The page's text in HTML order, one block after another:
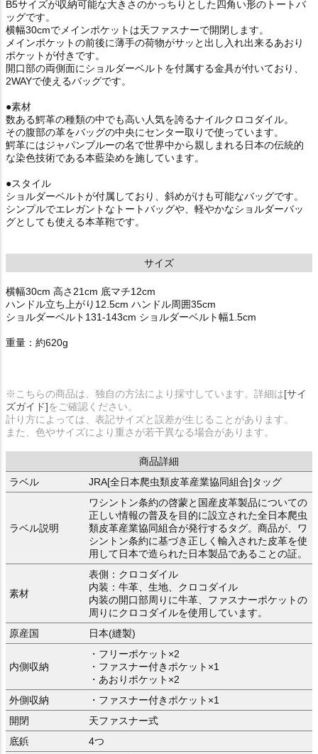
B5サイズが収納可能な大きさのかっちりとした四角い形のトートバ
ッグです。
横幅30cmでメインポケットは天ファスナーで開閉します。
メインポケットの前後に薄手の荷物がサッと出し入れ出来るあおり
ポケットが付きです。
開口部の両側面にショルダーベルトを付属する金具が付いており、
2WAYで使えるバッグです。
●素材
数ある鰐革の種類の中でも高い人気を誇るナイルクロコダイル。
その腹部の革をバッグの中央にセンター取りで使っています。
鰐革にはジャパンブルーの名で世界中から親しまれる日本の伝統的
な染色技術である本藍染めを施しています。
●スタイル
ショルダーベルトが付属しており、斜めがけも可能なバッグです。
シンプルでエレガントなトートバッグや、軽やかなショルダーバッ
グとしても使える本革鞄です。
サイズ
横幅30cm 高さ21cm 底マチ12cm
ハンドル立ち上がり12.5cm ハンドル周囲35cm
ショルダーベルト131-143cm ショルダーベルト幅1.5cm
重量：約620g
※こちらの商品は、独自の方法により採寸しています。詳細は[サイ
ズガイド]をご確認ください。
計り方によっては、表記サイズと誤差が生じることがあります。
また、色やサイズにより重さが若干異なる場合があります。
商品詳細
ラベル
JRA[全日本爬虫類皮革産業協同組合]タッグ
ラベル説明
ワシントン条約の啓蒙と国産皮革製品についての
正しい情報の普及を目的に設立された全日本爬虫
類皮革産業協同組合が発行するタグ。商品が、ワ
シントン条約に基づき正しく輸入された皮革を使
用して日本で造られた日本製品であることの証。
素材
表側：クロコダイル
内装：牛革、生地、クロコダイル
内装の開口部周りに牛革、ファスナーポケットの
周りにクロコダイルを使用しています。
原産国
日本(縫製)
内側収納
・フリーポケット×2
・ファスナー付きポケット×1
・あおりポケット×2
外側収納
・ファスナー付きポケット×1
開閉
天ファスナー式
底鋲
4つ